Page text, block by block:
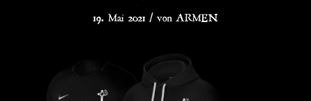
19. Mai 2021 / ARMEN